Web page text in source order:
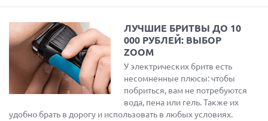
ЛУЧШИЕ БРИТВЫ ДО 10
000 РУБЛЕЙ: ВЫБОР
ZOOM
У электрических бритв есть
несомненные плюсы: чтобы
побриться, вам не потребуются
вода, пена или гель. Также их
удобно брать в дорогу и использовать в любых условиях.